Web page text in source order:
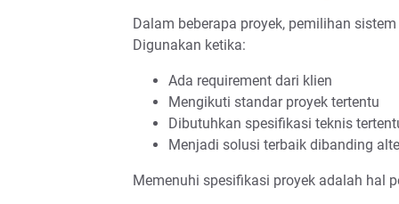
Dalam beberapa proyek, pemilihan
Digunakan ketika:
Ada requirement dari klien
Mengikuti standar proyek tertentu
Dibutuhkan spesifikasi teknis
Menjadi solusi terbaik dibanding
Memenuhi spesifikasi proyek adalah hal